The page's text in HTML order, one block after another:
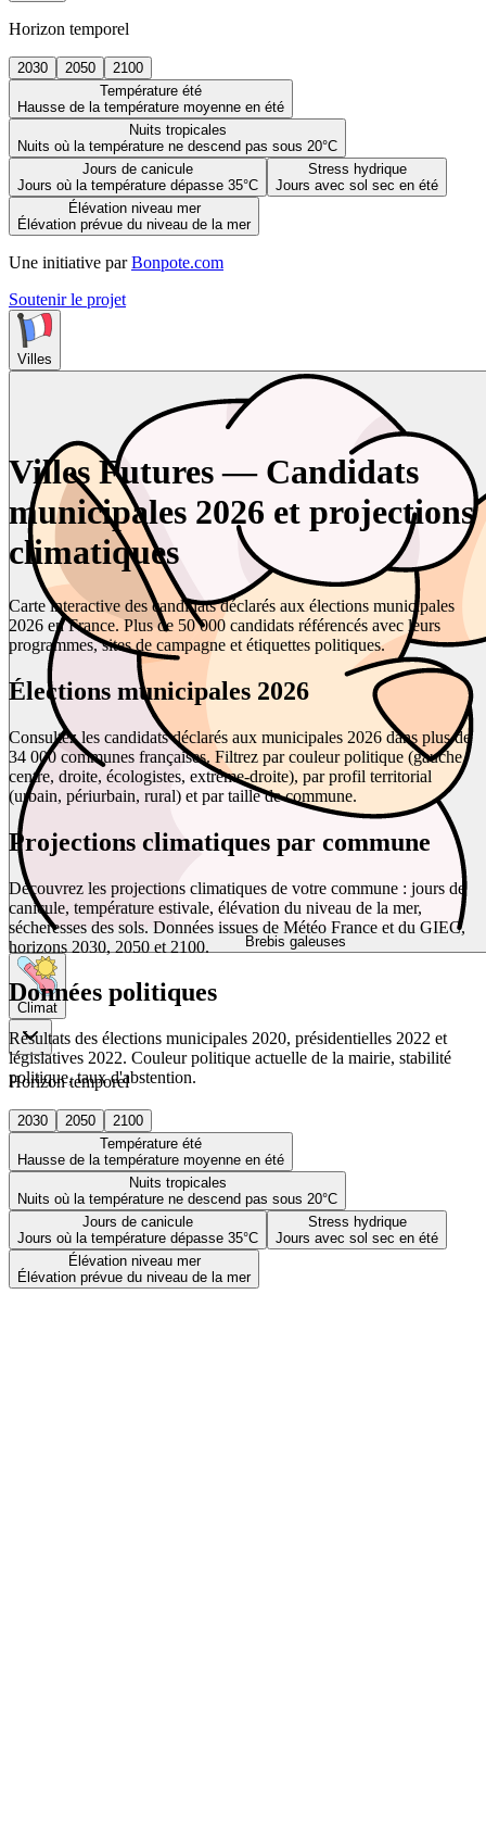
Horizon temporel
2030 2050
2100
Température été
Hausse de la température moyenne en été
Nuits tropicales
Nuits où la température ne descend pas sous 20°C
Jours de canicule
Jours où la température dépasse 35°C
Stress hydrique
Jours avec sol sec en été
Élévation niveau mer
Élévation prévue du niveau de la mer
Une initiative par Bonpote.com
Soutenir le projet
Villes
Brebis galeuses
Climat
Horizon temporel
2030 2050
2100
Température été
Hausse de la température moyenne en été
Nuits tropicales
Nuits où la température ne descend pas sous 20°C
Jours de canicule
Jours où la température dépasse 35°C
Stress hydrique
Jours avec sol sec en été
Élévation niveau mer
Élévation prévue du niveau de la mer
Villes Futures — Candidats
municipales 2026 et projections
climatiques
Carte interactive des candidats déclarés aux élections municipales
2026 en France. Plus de 50 000 candidats référencés avec leurs
programmes, sites de campagne et étiquettes politiques.
Élections municipales 2026
Consultez les candidats déclarés aux municipales 2026 dans plus de
34 000 communes françaises. Filtrez par couleur politique (gauche,
centre, droite, écologistes, extrême-droite), par profil territorial
(urbain, périurbain, rural) et par taille de commune.
Projections climatiques par commune
Découvrez les projections climatiques de votre commune : jours de
canicule, température estivale, élévation du niveau de la mer,
sécheresses des sols. Données issues de Météo France et du GIEC,
horizons 2030, 2050 et 2100.
Données politiques
Résultats des élections municipales 2020, présidentielles 2022 et
législatives 2022. Couleur politique actuelle de la mairie, stabilité
politique, taux d'abstention.